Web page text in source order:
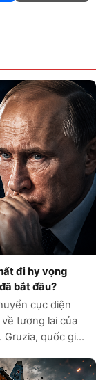
đi hy vọng
bắt đầu?
cục diện
tương lai của
quốc gia